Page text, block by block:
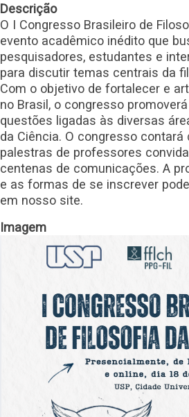
Descrição
O I Congresso Brasileiro de
evento acadêmico inédito que
pesquisadores, estudantes e
para discutir temas centrais da
Com o objetivo de fortalecer e
no Brasil, o congresso
questões ligadas às diversas
da Ciência. O congresso
palestras de professores
centenas de comunicações. A
e as formas de se inscrever
em nosso site.
Imagem